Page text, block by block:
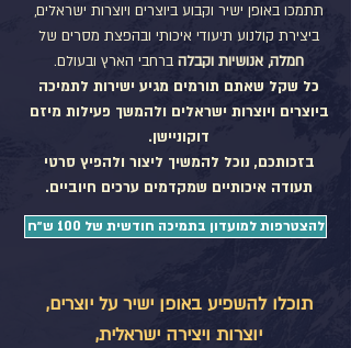
תתמכו באופן ישיר וקבוע ביוצרים ויוצרות ישראלים,
ביצירת קולנוע תיעודי איכותי ובהפצת מסרים של
חמלה, אנושיות וקבלה ברחבי הארץ ובעולם.
כל שקל שאתם תורמים מגיע ישירות לתמיכה
ביוצרים ויוצרות ישראלים ולהמשך פעילות מיזם
דוקוניישן.
בזכותכם, נוכל להמשיך ליצור ולהפיץ סרטי
תעודה איכותיים שמקדמים ערכים חיוביים.​
תוכלו להשפיע באופן ישיר על יוצרים,
יוצרות ויצירה ישראלית,
להצטרפות למועדון בתמיכה חודשית של 100 ש״ח